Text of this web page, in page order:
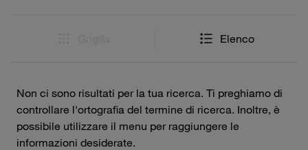
Elenco
Non ci sono risultati per la tua ricerca. Ti preghiamo di
controllare l'ortografia del termine di ricerca. Inoltre, è
possibile utilizzare il menu per raggiungere le
informazioni desiderate.